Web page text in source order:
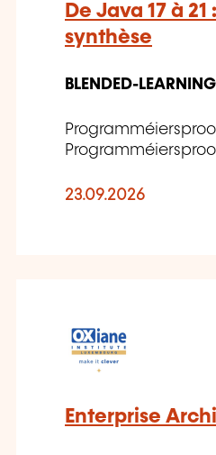
De Java 17 à 21
synthèse
BLENDED-LEARNING
23.09.2026
Enterprise